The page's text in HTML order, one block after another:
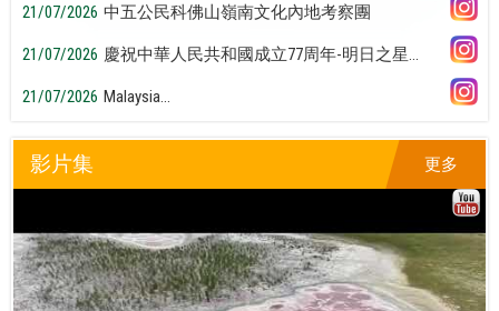
21/07/2026 中五公民科佛山嶺南文化內地考察團
21/07/2026 慶祝中華人民共和國成立77周年-明日之星...
21/07/2026 Malaysia...
更多
影片集